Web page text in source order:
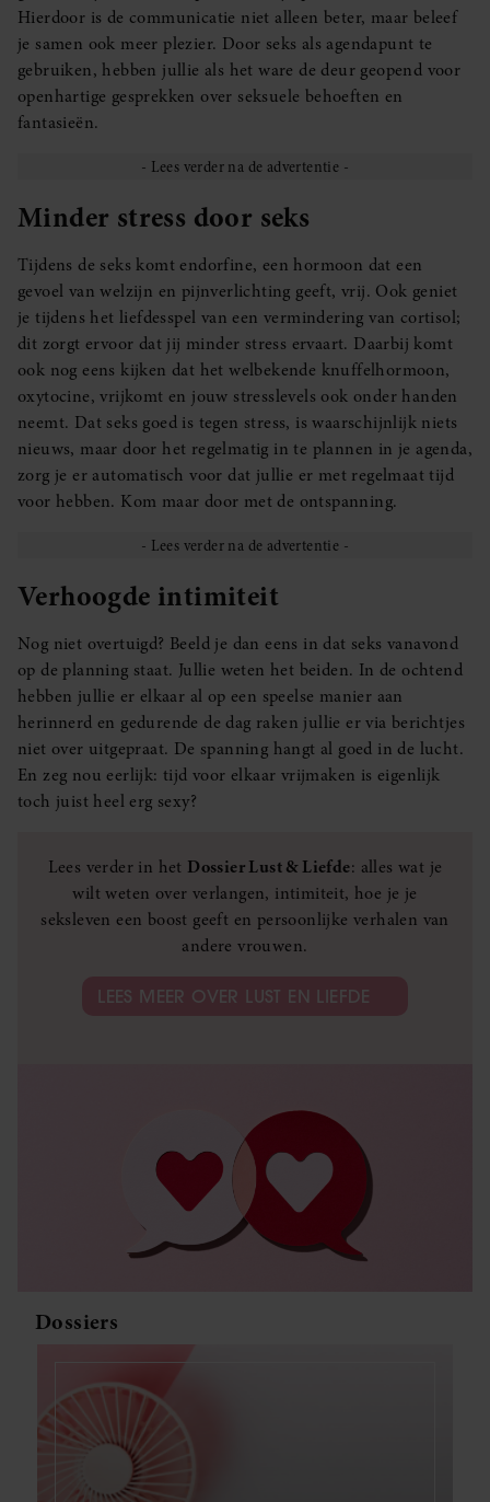
Hierdoor is de communicatie niet alleen beter, maar beleef
je samen ook meer plezier. Door seks als agendapunt te
gebruiken, hebben jullie als het ware de deur geopend voor
openhartige gesprekken over seksuele behoeften en
fantasieën.
Minder stress door seks
Tijdens de seks komt endorfine, een hormoon dat een
gevoel van welzijn en pijnverlichting geeft, vrij. Ook geniet
je tijdens het liefdesspel van een vermindering van cortisol;
dit zorgt ervoor dat jij minder stress ervaart. Daarbij komt
ook nog eens kijken dat het welbekende knuffelhormoon,
oxytocine, vrijkomt en jouw stresslevels ook onder handen
neemt. Dat seks goed is tegen stress, is waarschijnlijk niets
nieuws, maar door het regelmatig in te plannen in je agenda,
zorg je er automatisch voor dat jullie er met regelmaat tijd
voor hebben. Kom maar door met de ontspanning.
Verhoogde intimiteit
Nog niet overtuigd? Beeld je dan eens in dat seks vanavond
op de planning staat. Jullie weten het beiden. In de ochtend
hebben jullie er elkaar al op een speelse manier aan
herinnerd en gedurende de dag raken jullie er via berichtjes
niet over uitgepraat. De spanning hangt al goed in de lucht.
En zeg nou eerlijk: tijd voor elkaar vrijmaken is eigenlijk
toch juist heel erg sexy?
Lees verder in het Dossier Lust & Liefde: alles wat je
wilt weten over verlangen, intimiteit, hoe je je
seksleven een boost geeft en persoonlijke verhalen van
andere vrouwen.
LEES MEER OVER LUST EN LIEFDE
Dossiers